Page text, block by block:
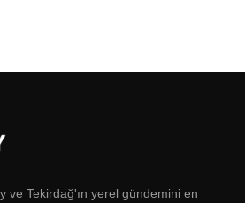
ve Tekirdağ'ın yerel gündemini en